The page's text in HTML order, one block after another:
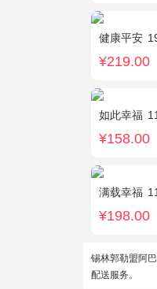
健康平安
¥219.00
如此幸福
¥158.00
满载幸福
¥198.00
锡林郭勒盟阿
配送服务。